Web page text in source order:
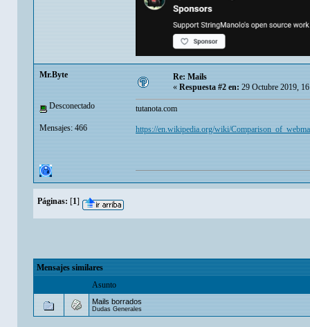
Mr.Byte
Desconectado
Mensajes: 466
Re: Mails
«Respuesta #2 en:29 Octubre 2019,
tutanota.com
https://en.wikipedia.org/wiki/
Páginas: [1]
Mensajes similares
Asunto
Mails borrados
Dudas Generales